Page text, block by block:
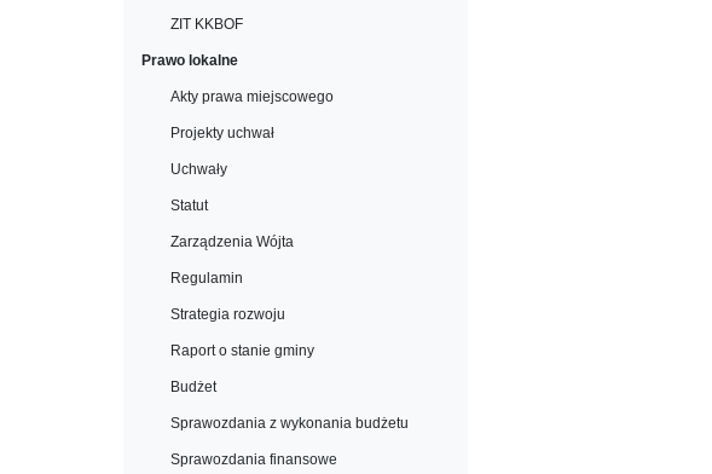
ZIT KKBOF
Prawo lokalne
Akty prawa miejscowego
Projekty uchwał
Uchwały
Statut
Zarządzenia Wójta
Regulamin
Strategia rozwoju
Raport o stanie gminy
Budżet
Sprawozdania z wykonania budżetu
Sprawozdania finansowe